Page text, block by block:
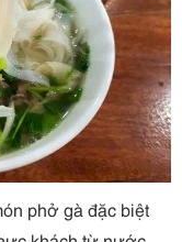
phở gà đặc biệt